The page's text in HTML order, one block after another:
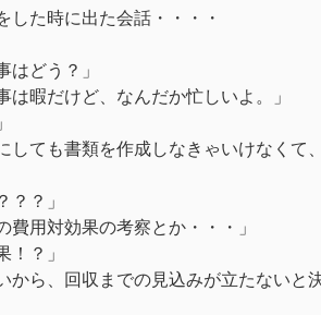
した時に出た会話・・・・
はどう？」
は暇だけど、なんだか忙しいよ。」
しても書類を作成しなきゃいけなくて
？？」
費用対効果の考察とか・・・」
！？」
から、回収までの見込みが立たないと